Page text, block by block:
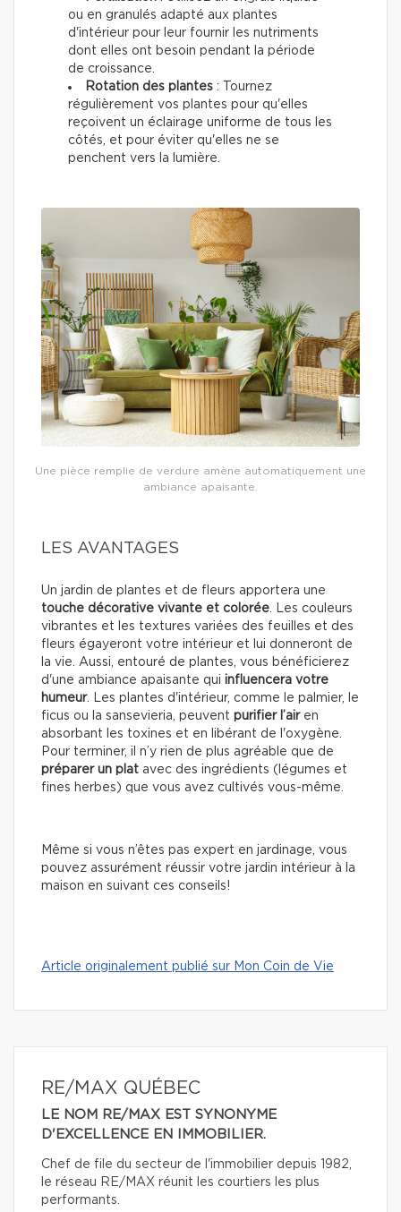
ou en granulés adapté aux plantes
d'intérieur pour leur fournir les nutriments
dont elles ont besoin pendant la période
de croissance.
Rotation des plantes : Tournez
régulièrement vos plantes pour qu'elles
reçoivent un éclairage uniforme de tous les
côtés, et pour éviter qu'elles ne se
penchent vers la lumière.
Une pièce remplie de verdure amène automatiquement une
ambiance apaisante.
LES AVANTAGES
Un jardin de plantes et de fleurs apportera une
touche décorative vivante et colorée. Les couleurs
vibrantes et les textures variées des feuilles et des
fleurs égayeront votre intérieur et lui donneront de
la vie. Aussi, entouré de plantes, vous bénéficierez
d'une ambiance apaisante qui influencera votre
humeur. Les plantes d'intérieur, comme le palmier, le
ficus ou la sansevieria, peuvent purifier l’airen
absorbant les toxines et en libérant de l'oxygène.
Pour terminer, il n’y rien de plus agréable que de
préparer un plat avec des ingrédients (légumes et
fines herbes) que vous avez cultivés vous-même.
Même si vous n’êtes pas expert en jardinage, vous
pouvez assurément réussir votre jardin intérieur à la
maison en suivant ces conseils!
Article originalement publié sur Mon Coin de Vie
RE/MAX QUÉBEC
LE NOM RE/MAX EST SYNONYME
D'EXCELLENCE EN IMMOBILIER.
Chef de file du secteur de l'immobilier depuis 1982,
le réseau RE/MAX réunit les courtiers les plus
performants.